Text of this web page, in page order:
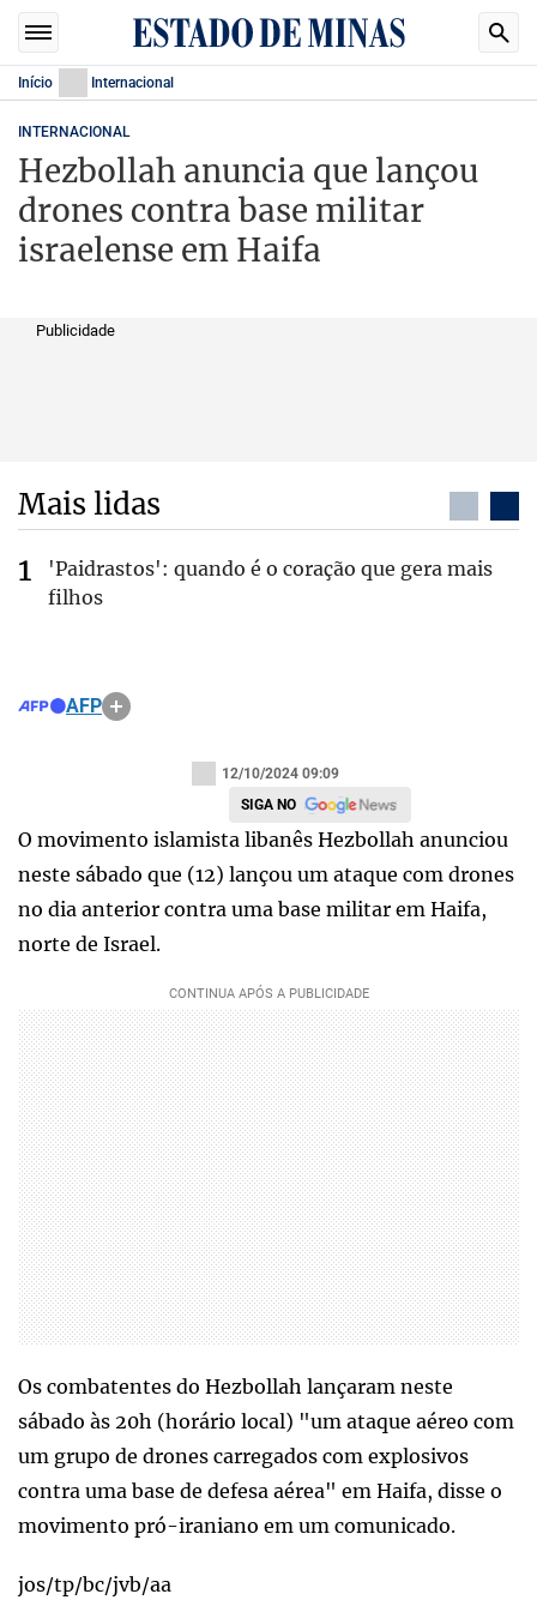
Início Internacional
INTERNACIONAL
Hezbollah anuncia que lançou
drones contra base militar
israelense em Haifa
Publicidade
Mais lidas
'Paidrastos': quando é o coração que gera mais
filhos
AFP
12/10/2024 09:09
SIGA NO
O movimento islamista libanês Hezbollah anunciou
neste sábado que (12) lançou um ataque com drones
no dia anterior contra uma base militar em Haifa,
norte de Israel.
Os combatentes do Hezbollah lançaram neste
sábado às 20h (horário local) "um ataque aéreo com
um grupo de drones carregados com explosivos
contra uma base de defesa aérea" em Haifa, disse o
movimento pró-iraniano em um comunicado.
jos/tp/bc/jvb/aa